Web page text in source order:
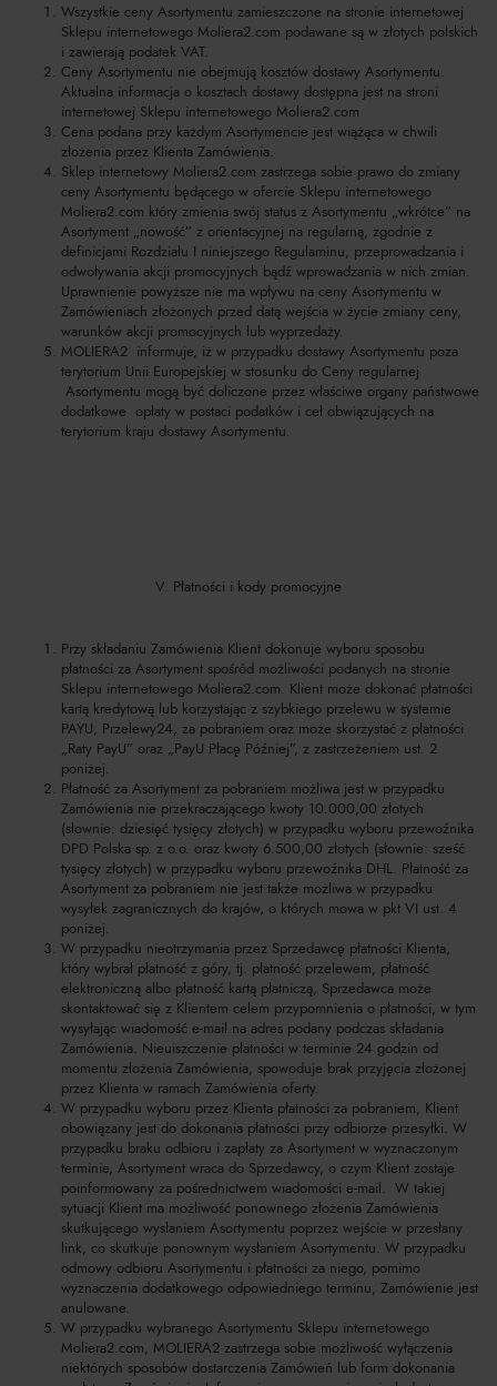
Wszystkie ceny Asortymentu zamieszczone na stronie internetowej
Sklepu internetowego Moliera2.com podawane są w złotych polskich
i zawierają podatek VAT.
Ceny Asortymentu nie obejmują kosztów dostawy Asortymentu.
Aktualna informacja o kosztach dostawy dostępna jest na stroni
internetowej Sklepu internetowego Moliera2.com
Cena podana przy każdym Asortymencie jest wiążąca w chwili
złożenia przez Klienta Zamówienia.
Sklep internetowy Moliera2.com zastrzega sobie prawo do zmiany
ceny Asortymentu będącego w ofercie Sklepu internetowego
Moliera2.com który zmienia swój status z Asortymentu „wkrótce” na
Asortyment „nowość” z orientacyjnej na regularną, zgodnie z
definicjami Rozdziału I niniejszego Regulaminu, przeprowadzania i
odwoływania akcji promocyjnych bądź wprowadzania w nich zmian.
Uprawnienie powyższe nie ma wpływu na ceny Asortymentu w
Zamówieniach złożonych przed datą wejścia w życie zmiany ceny,
warunków akcji promocyjnych lub wyprzedaży.
MOLIERA2 informuje, iż w przypadku dostawy Asortymentu poza
terytorium Unii Europejskiej w stosunku do Ceny regularnej
Asortymentu mogą być doliczone przez właściwe organy państwowe
dodatkowe opłaty w postaci podatków i ceł obwiązujących na
terytorium kraju dostawy Asortymentu.
V. Płatności i kody promocyjne
Przy składaniu Zamówienia Klient dokonuje wyboru sposobu
płatności za Asortyment spośród możliwości podanych na stronie
Sklepu internetowego Moliera2.com. Klient może dokonać płatności
kartą kredytową lub korzystając z szybkiego przelewu w systemie
PAYU, Przelewy24, za pobraniem oraz może skorzystać z płatności
„Raty PayU” oraz „PayU Płacę Później”, z zastrzeżeniem ust. 2
poniżej.
Płatność za Asortyment za pobraniem możliwa jest w przypadku
Zamówienia nie przekraczającego kwoty 10.000,00 złotych
(słownie: dziesięć tysięcy złotych) w przypadku wyboru przewoźnika
DPD Polska sp. z o.o. oraz kwoty 6.500,00 złotych (słownie: sześć
tysięcy złotych) w przypadku wyboru przewoźnika DHL. Płatność za
Asortyment za pobraniem nie jest także możliwa w przypadku
wysyłek zagranicznych do krajów, o których mowa w pkt VI ust. 4
poniżej.
W przypadku nieotrzymania przez Sprzedawcę płatności Klienta,
który wybrał płatność z góry, tj. płatność przelewem, płatność
elektroniczną albo płatność kartą płatniczą, Sprzedawca może
skontaktować się z Klientem celem przypomnienia o płatności, w tym
wysyłając wiadomość e-mail na adres podany podczas składania
Zamówienia. Nieuiszczenie płatności w terminie 24 godzin od
momentu złożenia Zamówienia, spowoduje brak przyjęcia złożonej
przez Klienta w ramach Zamówienia oferty.
W przypadku wyboru przez Klienta płatności za pobraniem, Klient
obowiązany jest do dokonania płatności przy odbiorze przesyłki. W
przypadku braku odbioru i zapłaty za Asortyment w wyznaczonym
terminie, Asortyment wraca do Sprzedawcy, o czym Klient zostaje
poinformowany za pośrednictwem wiadomości e-mail. W takiej
sytuacji Klient ma możliwość ponownego złożenia Zamówienia
skutkującego wysłaniem Asortymentu poprzez wejście w przesłany
link, co skutkuje ponownym wysłaniem Asortymentu. W przypadku
odmowy odbioru Asortymentu i płatności za niego, pomimo
wyznaczenia dodatkowego odpowiedniego terminu, Zamówienie jest
anulowane.
W przypadku wybranego Asortymentu Sklepu internetowego
Moliera2.com, MOLIERA2 zastrzega sobie możliwość wyłączenia
niektórych sposobów dostarczenia Zamówień lub form dokonania